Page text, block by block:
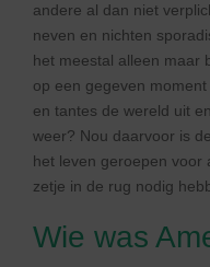
andere al dan niet
neven en nichten
het meestal alleen maar
op een gegeven
en tantes de wereld uit
weer? Nou daarvoor is
het leven geroepen voor
zetje in de rug nodig
Wie was